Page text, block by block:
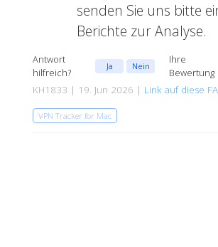
senden Sie uns bitte
Berichte zur Analyse.
Antwort
hilfreich?
Ja Nein
Ihre
Bewertung
KH1833 | 19. Jun 2026 | Link auf diese
VPN Tracker for Mac